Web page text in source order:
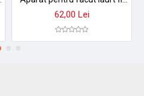
cm
62,00 Lei